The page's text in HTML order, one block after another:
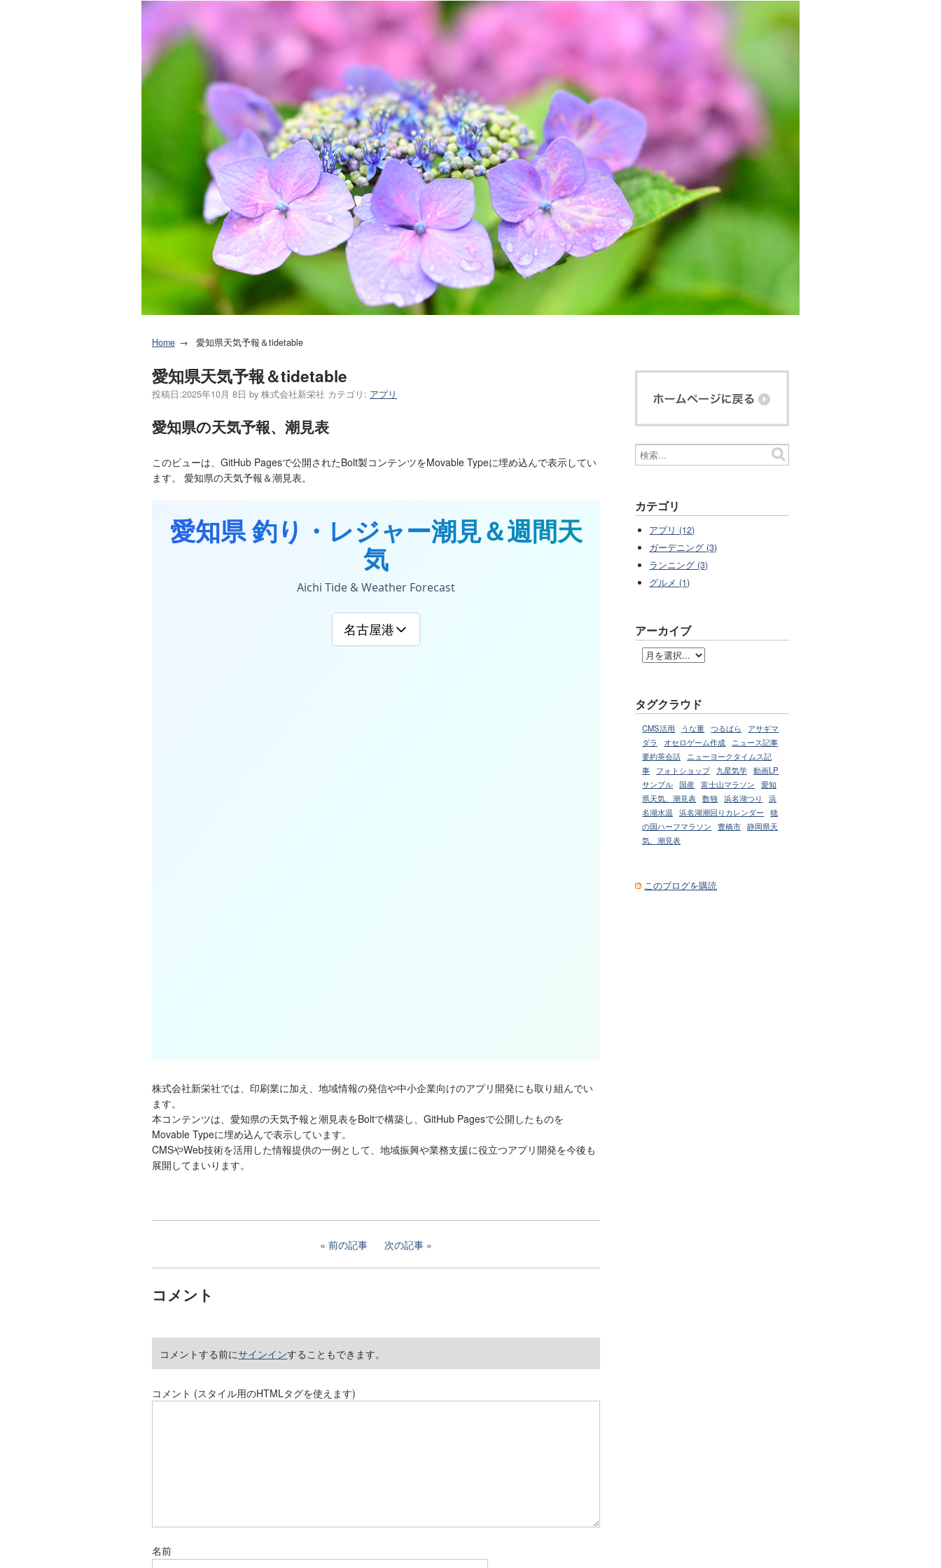
Home 愛知県天気予報＆tidetable
愛知県天気予報＆tidetable
投稿日:2025年10月 8日 by 株式会社新栄社 カテゴリ: アプリ
愛知県の天気予報、潮見表
このビューは、GitHub Pagesで公開されたBolt製コンテンツをMovable Typeに埋め込んで表示してい
ます。 愛知県の天気予報＆潮見表。
株式会社新栄社では、印刷業に加え、地域情報の発信や中小企業向けのアプリ開発にも取り組んでい
ます。
本コンテンツは、愛知県の天気予報と潮見表をBoltで構築し、GitHub Pagesで公開したものを
Movable Typeに埋め込んで表示しています。
CMSやWeb技術を活用した情報提供の一例として、地域振興や業務支援に役立つアプリ開発を今後も
展開してまいります。
前の記事 次の記事
コメント
コメントする前にサインインすることもできます。
コメント (スタイル用のHTMLタグを使えます)
名前
カテゴリ
アプリ (12)
ガーデニング (3)
ランニング (3)
グルメ (1)
アーカイブ
タグクラウド
CMS活用 うな重 つるばら
アサギマ
ダラ
オセロゲーム作成
ニュース記事
要約英会話
ニューヨークタイムス記
事
フォトショップ 九星気学 動画LP
サンプル 国産 富士山マラソン
愛知
県天気、潮見表 数独 浜名湖つり
浜
名湖水温
浜名湖潮回りカレンダー
穂
の国ハーフマラソン
豊橋市 静岡県天
気、潮見表
このブログを購読